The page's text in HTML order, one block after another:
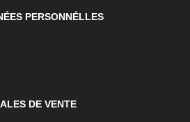
PERSONNÉLLES
DE VENTE